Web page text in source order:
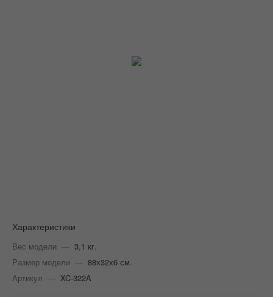
Характеристики
Вес модели — 3,1 кг.
Размер модели — 88х32х6 см.
Артикул — XC-322A